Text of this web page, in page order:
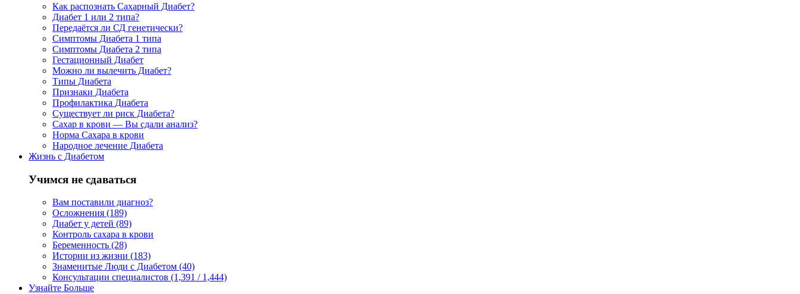
Как распознать Сахарный Диабет?
Диабет 1 или 2 типа?
Передаётся ли СД генетически?
Симптомы Диабета 1 типа
Симптомы Диабета 2 типа
Гестационный Диабет
Можно ли вылечить Диабет?
Типы Диабета
Признаки Диабета
Профилактика Диабета
Существует ли риск Диабета?
Сахар в крови — Вы сдали анализ?
Норма Сахара в крови
Народное лечение Диабета
Жизнь с Диабетом
Учимся не сдаваться
Вам поставили диагноз?
Осложнения (189)
Диабет у детей (89)
Контроль сахара в крови
Беременность (28)
Истории из жизни (183)
Знаменитые Люди с Диабетом (40)
Консультации специалистов (1,391 / 1,444)
Узнайте Больше